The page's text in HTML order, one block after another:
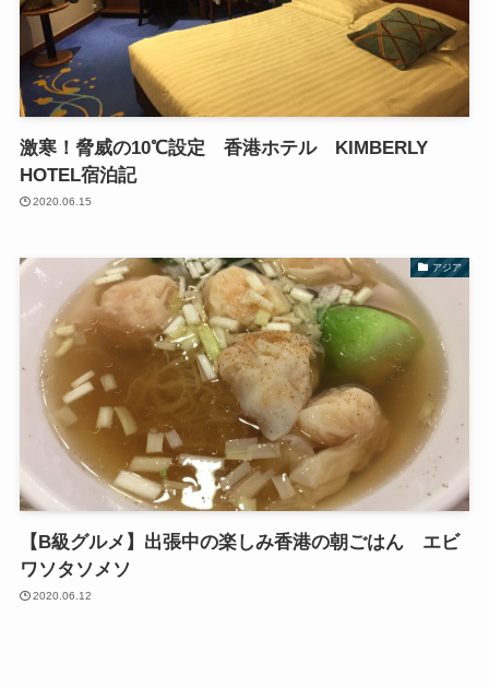
激寒！脅威の10℃設定 香港ホテル KIMBERLY
HOTEL宿泊記
2020.06.15
アジア
【B級グルメ】出張中の楽しみ香港の朝ごはん エビ
ワソタソメソ
2020.06.12